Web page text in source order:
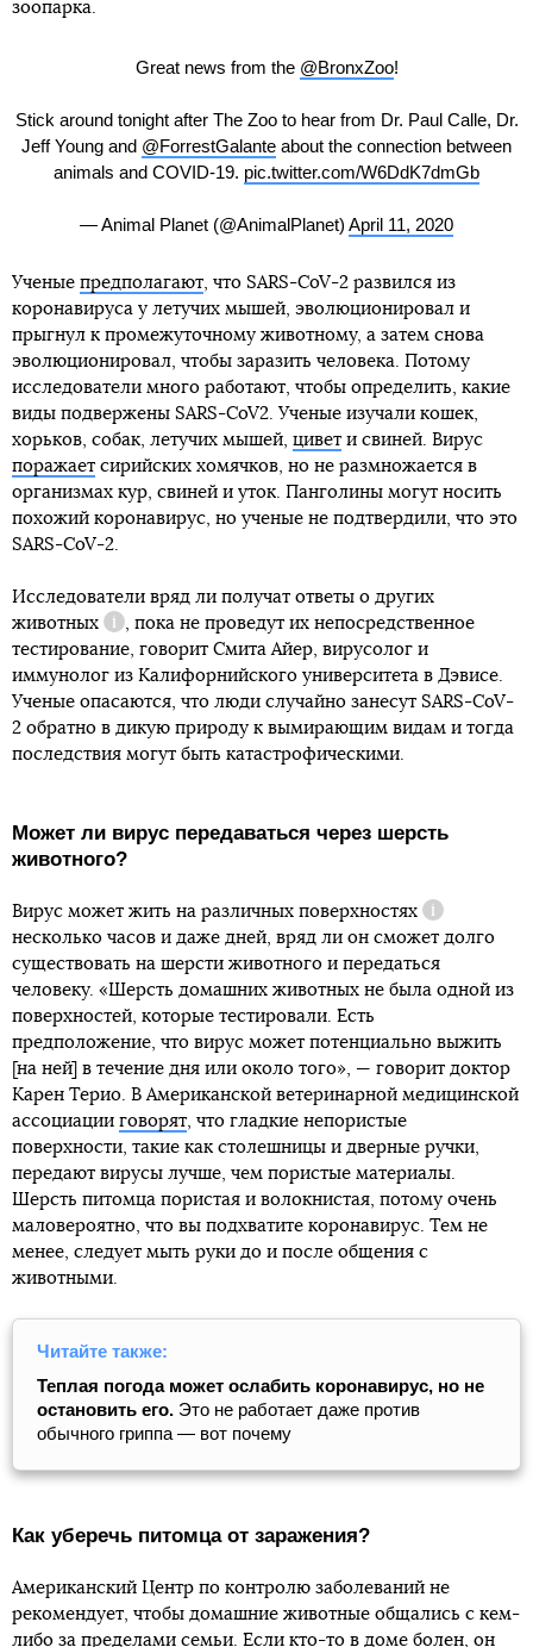
зоопарка.
Great news from the @BronxZoo!
Stick around tonight after The Zoo to hear from Dr. Paul Calle, Dr.
Jeff Young and @ForrestGalante about the connection between
animals and COVID-19. pic.twitter.com/W6DdK7dmGb
— Animal Planet (@AnimalPlanet) April 11, 2020
Ученые предполагают, что SARS-CoV-2 развился из
коронавируса у летучих мышей, эволюционировал и
прыгнул к промежуточному животному, а затем снова
эволюционировал, чтобы заразить человека. Потому
исследователи много работают, чтобы определить, какие
виды подвержены SARS-CoV2. Ученые изучали кошек,
хорьков, собак, летучих мышей, цивет и свиней. Вирус
поражает сирийских хомячков, но не размножается в
организмах кур, свиней и уток. Панголины могут носить
похожий коронавирус, но ученые не подтвердили, что это
SARS-CoV-2.
Исследователи вряд ли получат ответы о других
животных
Справка
, пока не проведут их непосредственное
тестирование, говорит Смита Айер, вирусолог и
иммунолог из Калифорнийского университета в Дэвисе.
Ученые опасаются, что люди случайно занесут SARS-CoV-
2 обратно в дикую природу к вымирающим видам и тогда
последствия могут быть катастрофическими.
Может ли вирус передаваться через шерсть
животного?
Вирус может жить на различных поверхностях
Справка
несколько часов и даже дней, вряд ли он сможет долго
существовать на шерсти животного и передаться
человеку. «Шерсть домашних животных не была одной из
поверхностей, которые тестировали. Есть
предположение, что вирус может потенциально выжить
[на ней] в течение дня или около того», — говорит доктор
Карен Терио. В Американской ветеринарной медицинской
ассоциации говорят, что гладкие непористые
поверхности, такие как столешницы и дверные ручки,
передают вирусы лучше, чем пористые материалы.
Шерсть питомца пористая и волокнистая, потому очень
маловероятно, что вы подхватите коронавирус. Тем не
менее, следует мыть руки до и после общения с
животными.
Читайте также:
Теплая погода может ослабить коронавирус, но не
остановить его. Это не работает даже против
обычного гриппа — вот почему
Как уберечь питомца от заражения?
Американский Центр по контролю заболеваний не
рекомендует, чтобы домашние животные общались с кем-
либо за пределами семьи. Если кто-то в доме болен, он